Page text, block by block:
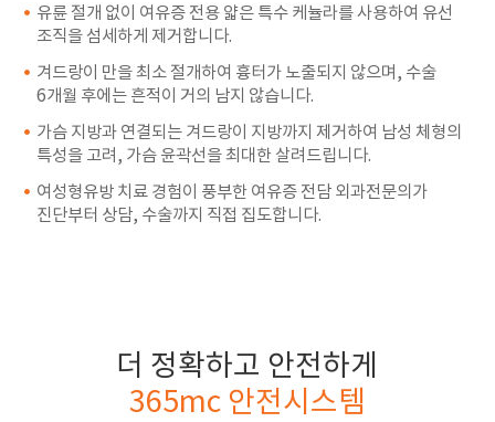
유륜 절개 없이 여유증 전용 얇은 특수 케뉼라를 사용하여 유선
조직을 섬세하게 제거합니다.
겨드랑이 만을 최소 절개하여 흉터가 노출되지 않으며, 수술
6개월 후에는 흔적이 거의 남지 않습니다.
가슴 지방과 연결되는 겨드랑이 지방까지 제거하여 남성 체형의
특성을 고려, 가슴 윤곽선을 최대한 살려드립니다.
여성형유방 치료 경험이 풍부한 여유증 전담 외과전문의가
진단부터 상담, 수술까지 직접 집도합니다.
더 정확하고 안전하게
365mc 안전시스템